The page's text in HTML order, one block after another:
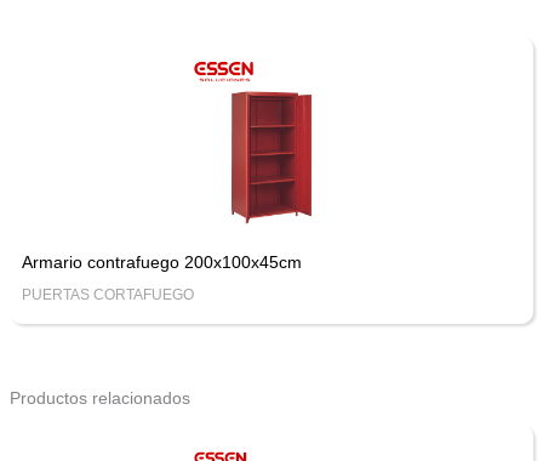
Armario contrafuego 200x100x45cm
PUERTAS CORTAFUEGO
Productos relacionados